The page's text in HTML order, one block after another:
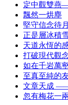
定中觀雙燕
飄然一烘塵
堅守信念待
正是層冰積
天道永恆的
打破現代觀
如在千岩萬
至真至純的
文章天成
忽有梅花一